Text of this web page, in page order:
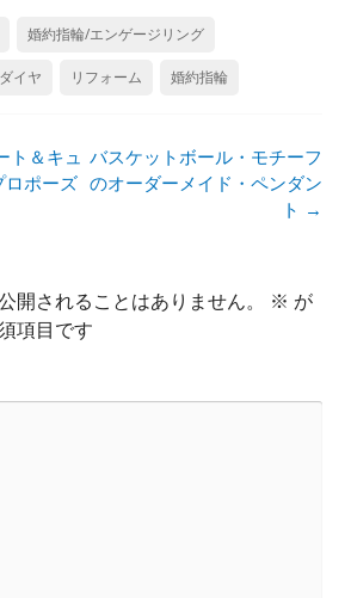
婚約指輪/エンゲージリング
ダイヤ リフォーム 婚約指輪
ト＆キュ
ロポーズ
バスケットボール・モチーフ
のオーダーメイド・ペンダン
ト →
開されることはありません。
※ が
項目です